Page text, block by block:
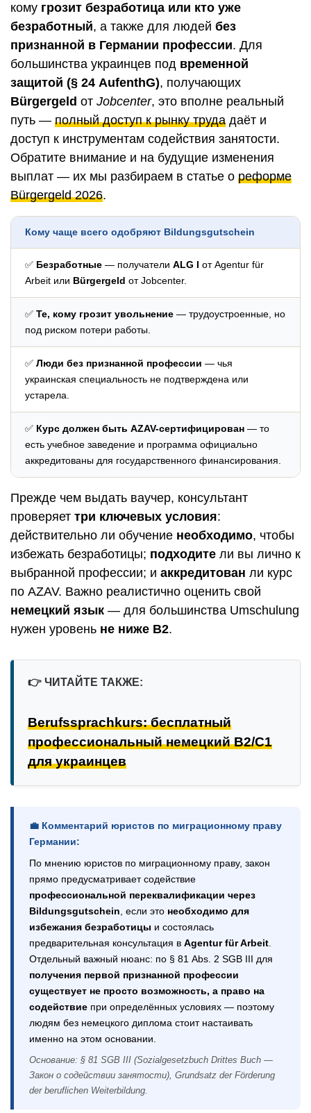
кому грозит безработица или кто уже
безработный, а также для людей без
признанной в Германии профессии. Для
большинства украинцев под временной
защитой (§ 24 AufenthG), получающих
Bürgergeld от Jobcenter, это вполне реальный
путь — полный доступ к рынку труда даёт и
доступ к инструментам содействия занятости.
Обратите внимание и на будущие изменения
выплат — их мы разбираем в статье о реформе
Bürgergeld 2026.
Кому чаще всего одобряют Bildungsgutschein
✅ Безработные — получатели ALG I от Agentur für
Arbeit или Bürgergeld от Jobcenter.
✅ Те, кому грозит увольнение — трудоустроенные, но
под риском потери работы.
✅ Люди без признанной профессии — чья
украинская специальность не подтверждена или
устарела.
✅ Курс должен быть AZAV-сертифицирован — то
есть учебное заведение и программа официально
аккредитованы для государственного финансирования.
Прежде чем выдать ваучер, консультант
проверяет три ключевых условия:
действительно ли обучение необходимо, чтобы
избежать безработицы; подходите ли вы лично к
выбранной профессии; и аккредитован ли курс
по AZAV. Важно реалистично оценить свой
немецкий язык — для большинства Umschulung
нужен уровень не ниже B2.
👉 ЧИТАЙТЕ ТАКЖЕ:
Berufssprachkurs: бесплатный
профессиональный немецкий B2/C1
для украинцев
💼 Комментарий юристов по миграционному праву
Германии:
По мнению юристов по миграционному праву, закон
прямо предусматривает содействие
профессиональной переквалификации через
Bildungsgutschein , если это необходимо для
избежания безработицы и состоялась
предварительная консультация в Agentur für Arbeit
Отдельный важный нюанс: по § 81 Abs. 2 SGB III для
получения первой признанной профессии
существует не просто возможность, а право на
содействие при определённых условиях — поэтому
людям без немецкого диплома стоит настаивать
именно на этом основании.
Основание: § 81 SGB III (Sozialgesetzbuch Drittes Buch —
Закон о содействии занятости), Grundsatz der Förderung
der beruflichen Weiterbildung.